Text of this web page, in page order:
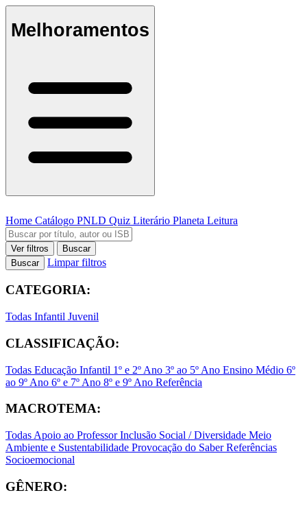
Melhoramentos
Home Catálogo PNLD Quiz Literário Planeta Leitura
Ver filtros
Buscar
Buscar
Limpar filtros
CATEGORIA:
Todas Infantil Juvenil
CLASSIFICAÇÃO:
Todas Educação Infantil 1º e 2º Ano 3º ao 5º Ano Ensino Médio 6º
ao 9º Ano 6º e 7º Ano 8º e 9º Ano Referência
MACROTEMA:
Todas Apoio ao ProfessorInclusão Social / Diversidade Meio
Ambiente e Sustentabilidade Provocação do SaberReferências
Socioemocional
GÊNERO: